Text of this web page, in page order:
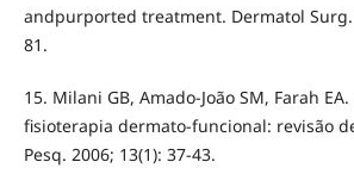
andpurported treatment. Dermatol Surg.
81.
15. Milani GB, Amado-João SM, Farah
fisioterapia dermato-funcional: revisão
Pesq. 2006; 13(1): 37-43.